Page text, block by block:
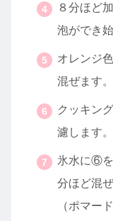
８分ほど
泡ができ
オレンジ
混ぜます。
クッキン
濾します。
氷水に⑥を
分ほど混ぜ
（ポマー